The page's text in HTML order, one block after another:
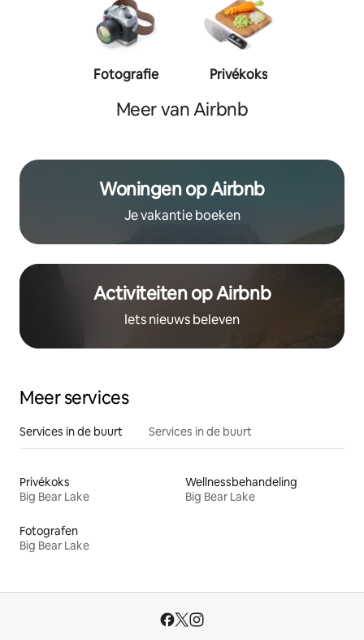
Fotografie Privékoks
Meer van Airbnb
Woningen op Airbnb
Je vakantie boeken
Activiteiten op Airbnb
Iets nieuws beleven
Meer services
Services in de buurt Services in de buurt
Privékoks
Big Bear Lake
Wellnessbehandeling
Big Bear Lake
Fotografen
Big Bear Lake